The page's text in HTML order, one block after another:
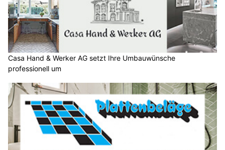
Casa Hand & Werker AG setzt Ihre Umbauwünsche
professionell um